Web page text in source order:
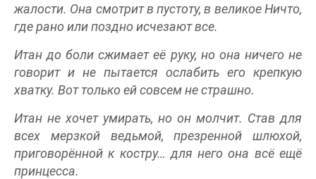
жалости. Она смотрит в пустоту, в великое Ничто,
где рано или поздно исчезают все.
Итан до боли сжимает её руку, но она ничего не
говорит и не пытается ослабить его крепкую
хватку. Вот только ей совсем не страшно.
Итан не хочет умирать, но он молчит. Став для
всех мерзкой ведьмой, презренной шлюхой,
приговорённой к костру… для него она всё ещё
принцесса.